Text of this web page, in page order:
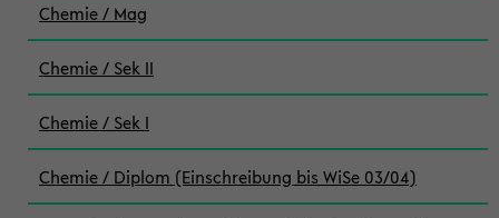
Chemie / Mag
Chemie / Sek II
Chemie / Sek I
Chemie / Diplom (Einschreibung bis WiSe 03/04)